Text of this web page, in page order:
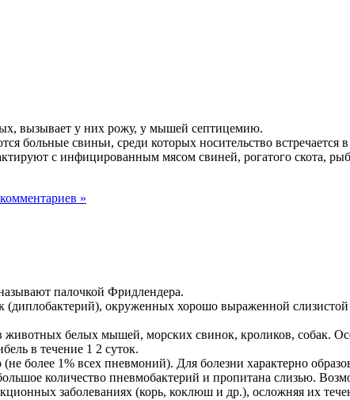
вызывает у них рожу, у мышей септицемию.
больные свиньи, среди которых носительство
с инфицированным мясом свиней, рогатого скота,
»
палочкой Фридлендера.
окруженных хорошо выраженной
белых мышей, морских свинок, кроликов, собак.
в течение 1 2 суток.
(не более 1% всех пневмоний). Для болезни характерно
количество пневмобактерий и пропитана слизью.
заболеваниях (корь, коклюш и др.), осложняя их